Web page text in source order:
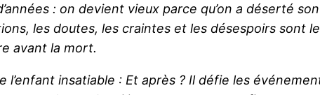
: on devient vieux parce qu’on a déserté
les doutes, les craintes et les désespoirs sont
avant la mort.
l’enfant insatiable : Et après ? Il défie les